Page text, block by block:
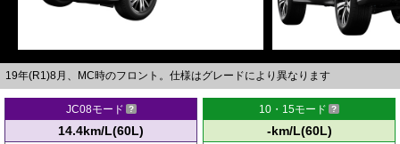
19年(R1)8月、MC時のフロント。仕様はグレードにより異なります
JC08モード
14.4km/L(60L)
10・15モード
-km/L(60L)